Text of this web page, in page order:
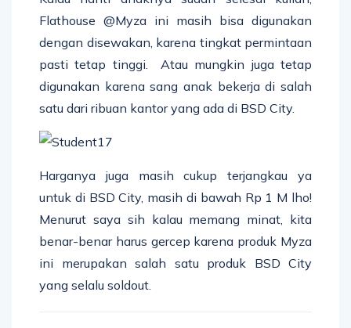
Flathouse @Myza ini masih bisa digunakan
dengan disewakan, karena tingkat permintaan
pasti tetap tinggi. Atau mungkin juga tetap
digunakan karena sang anak bekerja di salah
satu dari ribuan kantor yang ada di BSD City.
Harganya juga masih cukup terjangkau ya
untuk di BSD City, masih di bawah Rp 1 M lho!
Menurut saya sih kalau memang minat, kita
benar-benar harus gercep karena produk Myza
ini merupakan salah satu produk BSD City
yang selalu soldout.